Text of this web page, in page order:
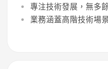
專注技術發展，無多
業務涵蓋高階技術場